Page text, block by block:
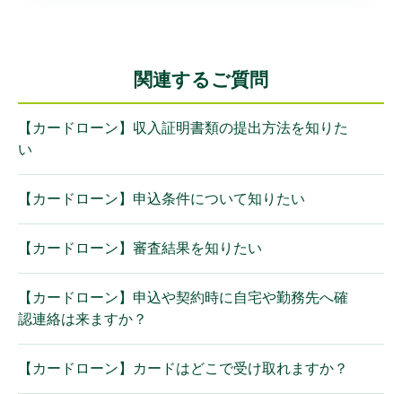
関連するご質問
【カードローン】収入証明書類の提出方法を知りた
い
【カードローン】申込条件について知りたい
【カードローン】審査結果を知りたい
【カードローン】申込や契約時に自宅や勤務先へ確
認連絡は来ますか？
【カードローン】カードはどこで受け取れますか？